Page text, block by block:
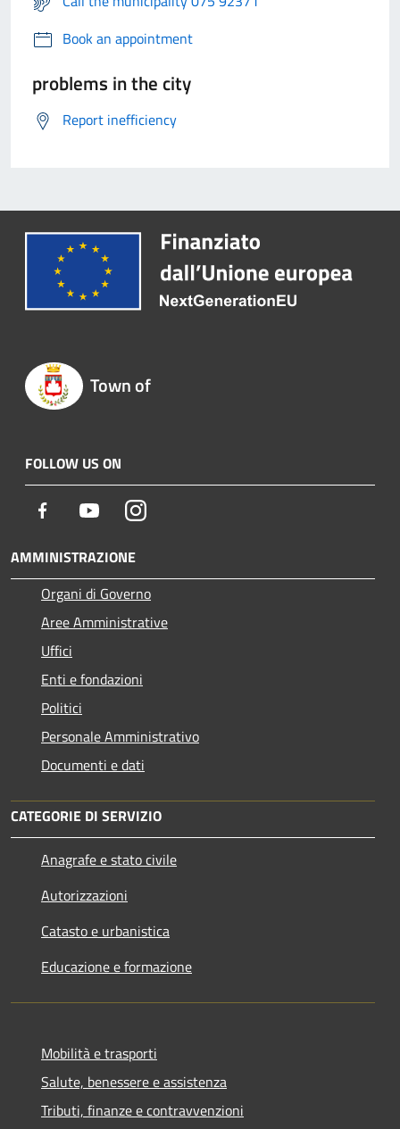
Book an appointment
problems in the city
Report inefficiency
Town of
FOLLOW US ON
Facebook YoutubeInstagram
AMMINISTRAZIONE
Organi di Governo
Aree Amministrative
Uffici
Enti e fondazioni
Politici
Personale Amministrativo
Documenti e dati
CATEGORIE DI SERVIZIO
Anagrafe e stato civile
Autorizzazioni
Catasto e urbanistica
Educazione e formazione
Mobilità e trasporti
Salute, benessere e assistenza
Tributi, finanze e contravvenzioni